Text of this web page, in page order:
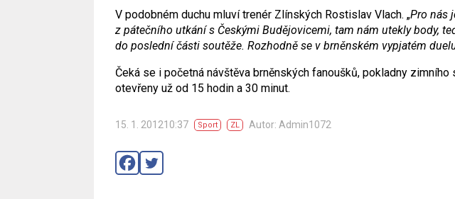
V podobném duchu mluví trenér Zlínských Rostislav Vlach. „Pro nás
z pátečního utkání s Českými Budějovicemi, tam nám utekly body,
do poslední části soutěže. Rozhodně se v brněnském vypjatém
Čeká se i početná návštěva brněnských fanoušků, pokladny zimního
otevřeny už od 15 hodin a 30 minut.
15. 1. 201210:37 Sport ZL Autor: Admin1072